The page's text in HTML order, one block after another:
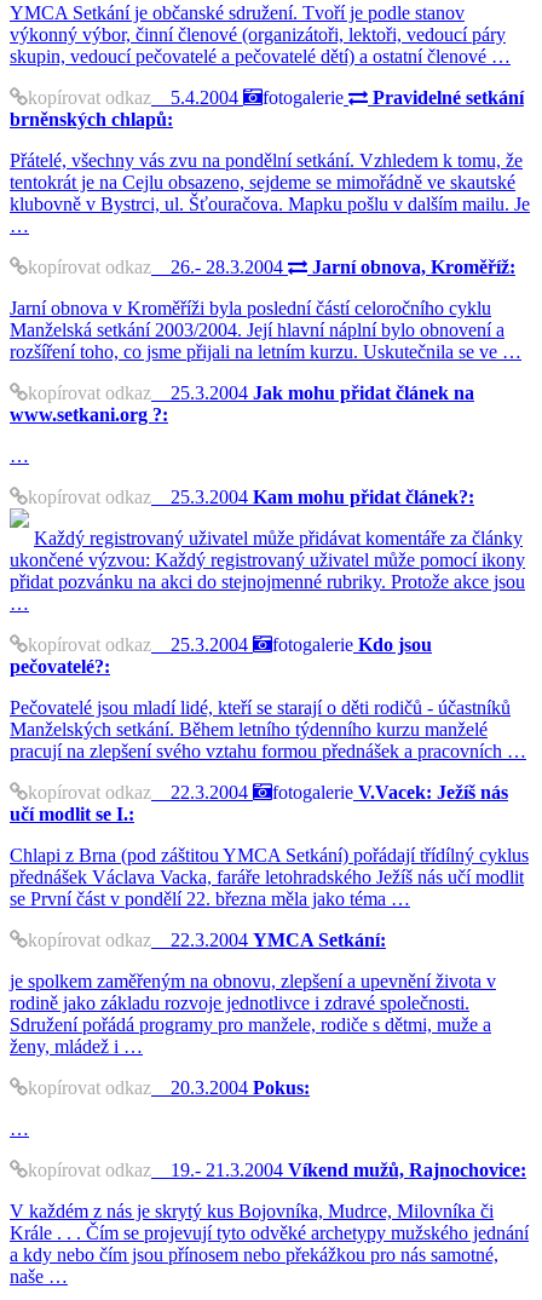
YMCA Setkání je občanské sdružení. Tvoří je podle stanov
výkonný výbor, činní členové (organizátoři, lektoři, vedoucí páry
skupin, vedoucí pečovatelé a pečovatelé dětí) a ostatní členové …
kopírovat odkaz 5.4.2004 fotogalerie
Pravidelné setkání
brněnských chlapů:
Přátelé, všechny vás zvu na pondělní setkání. Vzhledem k tomu, že
tentokrát je na Cejlu obsazeno, sejdeme se mimořádně ve skautské
klubovně v Bystrci, ul. Šťouračova. Mapku pošlu v dalším mailu. Je
…
kopírovat odkaz 26.- 28.3.2004
Jarní obnova, Kroměříž:
Jarní obnova v Kroměříži byla poslední částí celoročního cyklu
Manželská setkání 2003/2004. Její hlavní náplní bylo obnovení a
rozšíření toho, co jsme přijali na letním kurzu. Uskutečnila se ve …
kopírovat odkaz 25.3.2004 Jak mohu přidat článek na
www.setkani.org ?:
…
kopírovat odkaz 25.3.2004 Kam mohu přidat článek?:
Každý registrovaný uživatel může přidávat komentáře za články
ukončené výzvou: Každý registrovaný uživatel může pomocí ikony
přidat pozvánku na akci do stejnojmenné rubriky. Protože akce jsou
…
kopírovat odkaz 25.3.2004 fotogalerie Kdo jsou
pečovatelé?:
Pečovatelé jsou mladí lidé, kteří se starají o děti rodičů - účastníků
Manželských setkání. Během letního týdenního kurzu manželé
pracují na zlepšení svého vztahu formou přednášek a pracovních …
kopírovat odkaz 22.3.2004 fotogalerie V.Vacek: Ježíš nás
učí modlit se I.:
Chlapi z Brna (pod záštitou YMCA Setkání) pořádají třídílný cyklus
přednášek Václava Vacka, faráře letohradského Ježíš nás učí modlit
se První část v pondělí 22. března měla jako téma …
kopírovat odkaz 22.3.2004 YMCA Setkání:
je spolkem zaměřeným na obnovu, zlepšení a upevnění života v
rodině jako základu rozvoje jednotlivce i zdravé společnosti.
Sdružení pořádá programy pro manžele, rodiče s dětmi, muže a
ženy, mládež i …
kopírovat odkaz 20.3.2004 Pokus:
…
kopírovat odkaz 19.- 21.3.2004 Víkend mužů, Rajnochovice:
V každém z nás je skrytý kus Bojovníka, Mudrce, Milovníka či
Krále . . . Čím se projevují tyto odvěké archetypy mužského jednání
a kdy nebo čím jsou přínosem nebo překážkou pro nás samotné,
naše …